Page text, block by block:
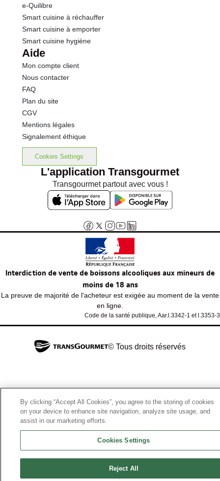
e-Quilibre
Smart cuisine à réchauffer
Smart cuisine à emporter
Smart cuisine hygiène
Aide
Mon compte client
Nous contacter
FAQ
Plan du site
CGV
Mentions légales
Signalement éthique
Cookies Settings
L'application Transgourmet
Transgourmet partout avec vous !
Interdiction de vente de boissons alcooliques aux mineurs de
moins de 18 ans
La preuve de majorité de l'acheteur est exigée au moment de la vente
en ligne.
Code de la santé publique, Aar.l.3342-1 et l.3353-3
© Tous droits réservés
By clicking “Accept All Cookies”, you agree to the storing of cookies
on your device to enhance site navigation, analyze site usage, and
assist in our marketing efforts.
Cookies Settings
Reject All